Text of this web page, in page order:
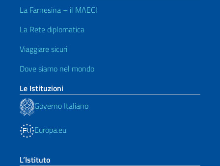
La Farnesina – il MAECI
La Rete diplomatica
Viaggiare sicuri
Dove siamo nel mondo
Le Istituzioni
Governo Italiano
Europa.eu
L’Istituto